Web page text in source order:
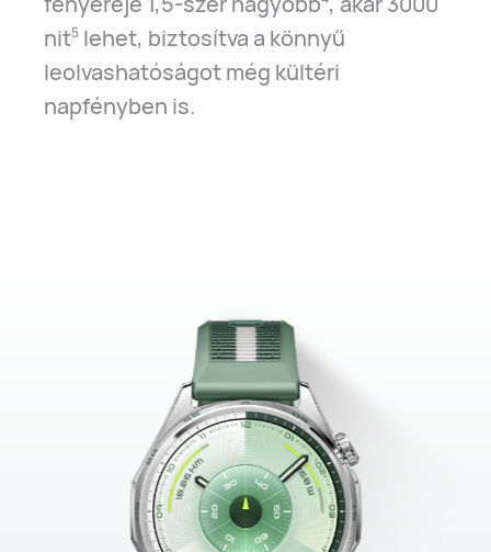
nit5lehet, biztosítva a könnyű
leolvashatóságot még kültéri
napfényben is.